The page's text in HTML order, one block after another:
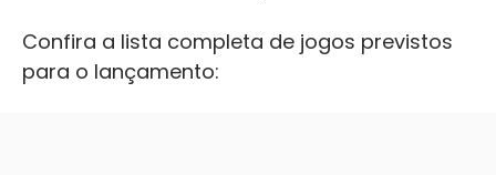
Confira a lista completa de jogos previstos
para o lançamento: